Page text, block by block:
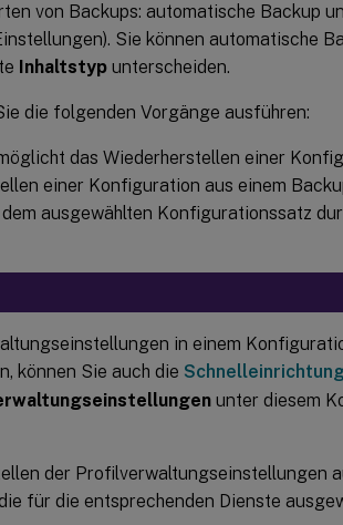
von Backups: automatische Backup
Sie können automatische
Inhaltstyp unterscheiden.
die folgenden Vorgänge ausführen:
das Wiederherstellen einer
einer Konfiguration aus einem
ausgewählten Konfigurationssatz
in einem
können Sie auch die
unter diesem
der Profilverwaltungseinstellungen
für die entsprechenden Dienste